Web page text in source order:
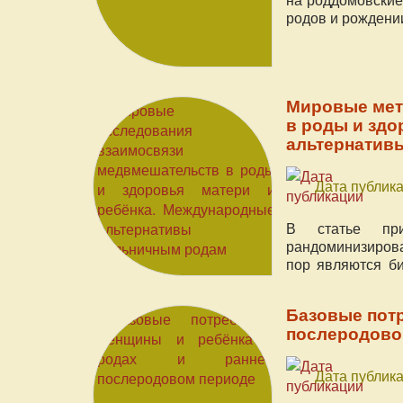
родов и
Мировые
в роды и
Дата
В статье
пор являются
Базовые
Дата